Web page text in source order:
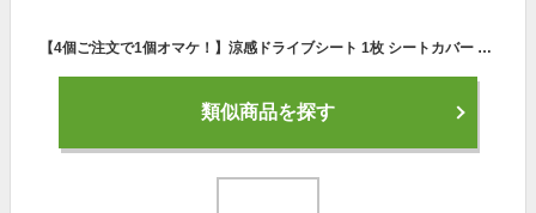
【4個ご注文で1個オマケ！】涼感ドライブシート 1枚 シートカバー ひんやり 接触冷感 ドライブシート メッシュ 蒸れ 夏 車内 ドライブ シート カーシート カー用品 車用シート 暑さ対策
類似商品を探す